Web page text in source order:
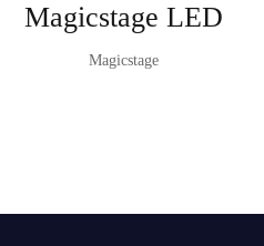
Magicstage LED
Magicstage